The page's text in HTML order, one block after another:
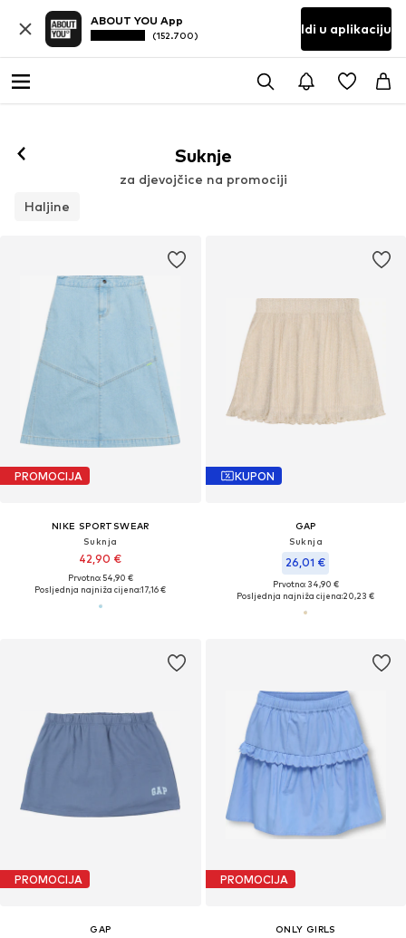
ABOUT YOU App
(152.700) Idi u aplikaciju
Suknje
za djevojčice na promociji
Haljine
PROMOCIJA
NIKE SPORTSWEAR
Suknja
42,90 €
Prvotno: 54,90 €
Posljednja najniža cijena:17,16 €
KUPON
GAP
Suknja
26,01 €
Prvotno: 34,90 €
Posljednja najniža cijena:20,23 €
PROMOCIJA
GAP
PROMOCIJA
ONLY GIRLS